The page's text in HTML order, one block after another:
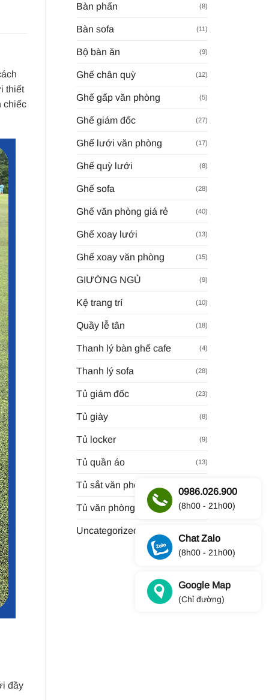
Bàn phấn (8)
Bàn sofa (11)
Bộ bàn ăn (9)
Ghế chân quỳ (12)
Ghế gấp văn phòng (5)
Ghế giám đốc (27)
Ghế lưới văn phòng (17)
Ghế quỳ lưới (8)
Ghế sofa (28)
Ghế văn phòng giá rẻ (40)
Ghế xoay lưới (13)
Ghế xoay văn phòng (15)
GIƯỜNG NGỦ (9)
Kệ trang trí (10)
Quầy lễ tân (18)
Thanh lý bàn ghế cafe (4)
Thanh lý sofa (28)
Tủ giám đốc (23)
Tủ giày (8)
Tủ locker (9)
Tủ quần áo (13)
Tủ sắt văn phòng
Tủ văn phòng (34)
Uncategorized
thiết
chiếc
đầy
0986.026.900
(8h00 - 21h00)
Chat Zalo
(8h00 - 21h00)
Google Map
(Chỉ đường)